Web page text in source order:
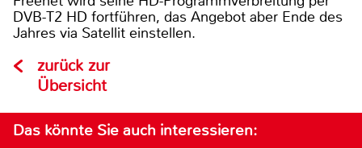
DVB-T2 HD fortführen, das Angebot aber Ende des
Jahres via Satellit einstellen.
zurück zur
Übersicht
Das könnte Sie auch interessieren: